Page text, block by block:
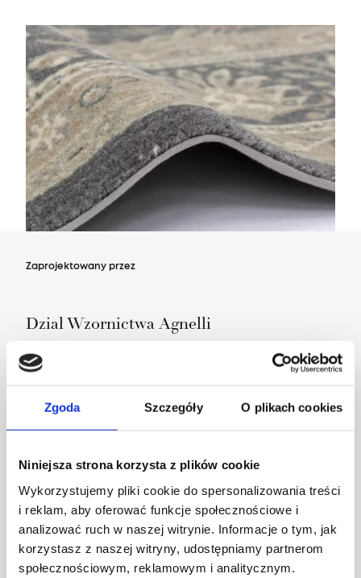
Zgoda Szczegóły O plikach cookies
Niniejsza strona korzysta z plików cookie
Wykorzystujemy pliki cookie do spersonalizowania treści
i reklam, aby oferować funkcje społecznościowe i
analizować ruch w naszej witrynie. Informacje o tym, jak
korzystasz z naszej witryny, udostępniamy partnerom
społecznościowym, reklamowym i analitycznym.
Zaprojektowany przez
Dział Wzornictwa Agnelli